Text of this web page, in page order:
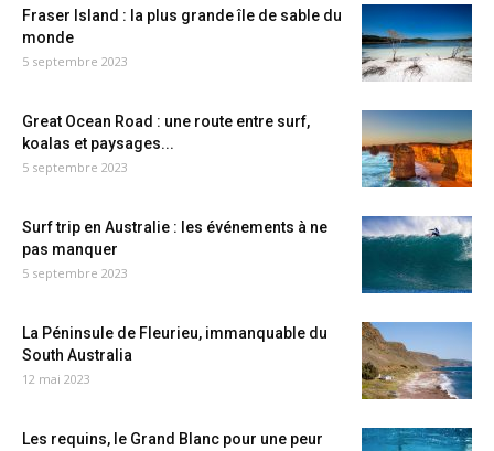
Fraser Island : la plus grande île de sable du
monde
5 septembre 2023
Great Ocean Road : une route entre surf,
koalas et paysages...
5 septembre 2023
Surf trip en Australie : les événements à ne
pas manquer
5 septembre 2023
La Péninsule de Fleurieu, immanquable du
South Australia
12 mai 2023
Les requins, le Grand Blanc pour une peur